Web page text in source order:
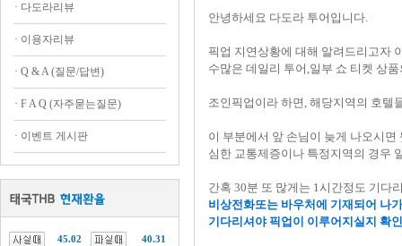
· 다도라리뷰
· 이용자리뷰
· Q & A (질문/답변)
· F A Q (자주묻는질문)
· 이벤트 게시판
45.02 40.31
안녕하세요 다도라 투어입니다.
픽업 지연상황에 대해 알려드리고자
수많은 데일리 투어,일부 쇼 티켓 상
조인픽업이라 하면, 해당지역의 호텔
이 부분에서 앞 손님이 늦게 나오시
심한 교통제증이나 특정지역의 경우
간혹 30분 또 많게는 1시간정도 기다
비상전화또는 바우처에 기재되어 나
기다리셔야 픽업이 이루어지실지 확